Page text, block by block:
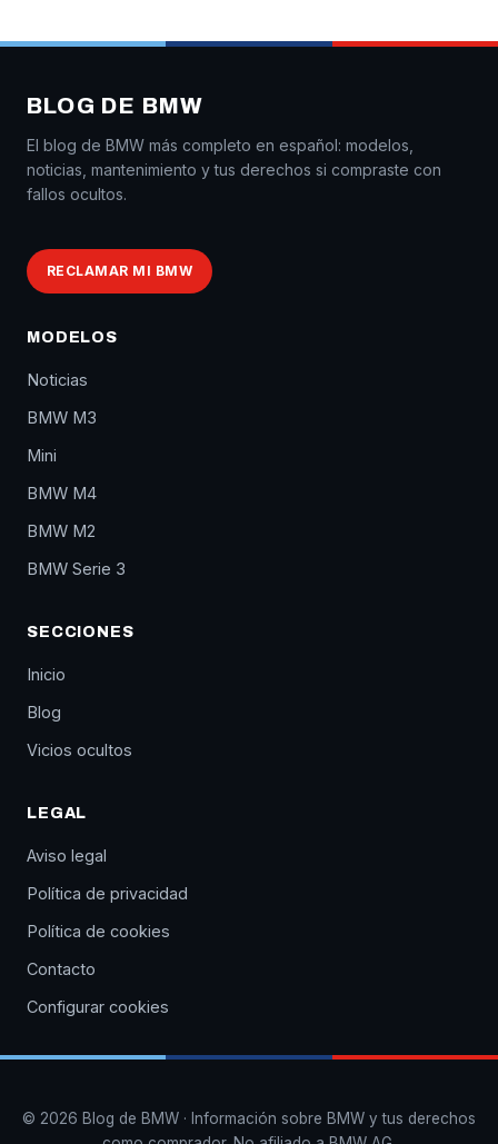
BLOG DE BMW
El blog de BMW más completo en español: modelos,
noticias, mantenimiento y tus derechos si compraste con
fallos ocultos.
RECLAMAR MI BMW
MODELOS
Noticias
BMW M3
Mini
BMW M4
BMW M2
BMW Serie 3
SECCIONES
Inicio
Blog
Vicios ocultos
LEGAL
Aviso legal
Política de privacidad
Política de cookies
Contacto
Configurar cookies
© 2026 Blog de BMW · Información sobre BMW y tus derechos